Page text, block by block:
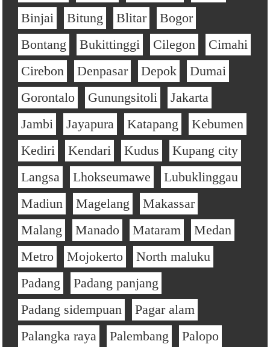
Binjai
Bitung Blitar
Bogor
Bontang
Bukittinggi Cilegon
Cimahi
Cirebon
Denpasar Depok
Dumai
Gorontalo
Gunungsitoli
Jakarta
Jambi
Jayapura Katapang
Kebumen
Kediri
Kendari Kudus
Kupang city
Langsa
Lhokseumawe
Lubuklinggau
Madiun
Magelang
Makassar
Malang
Manado Mataram
Medan
Metro
Mojokerto
North maluku
Padang
Padang panjang
Padang sidempuan
Pagar alam
Palangka raya
Palembang Palopo